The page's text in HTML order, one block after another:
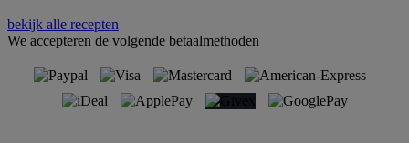
bekijk alle recepten
We accepteren de volgende betaalmethoden